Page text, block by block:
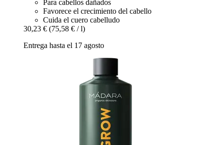
Para cabellos dañados
Favorece el crecimiento del cabello
Cuida el cuero cabelludo
30,23 € (75,58 € / l)
Entrega hasta el 17 agosto